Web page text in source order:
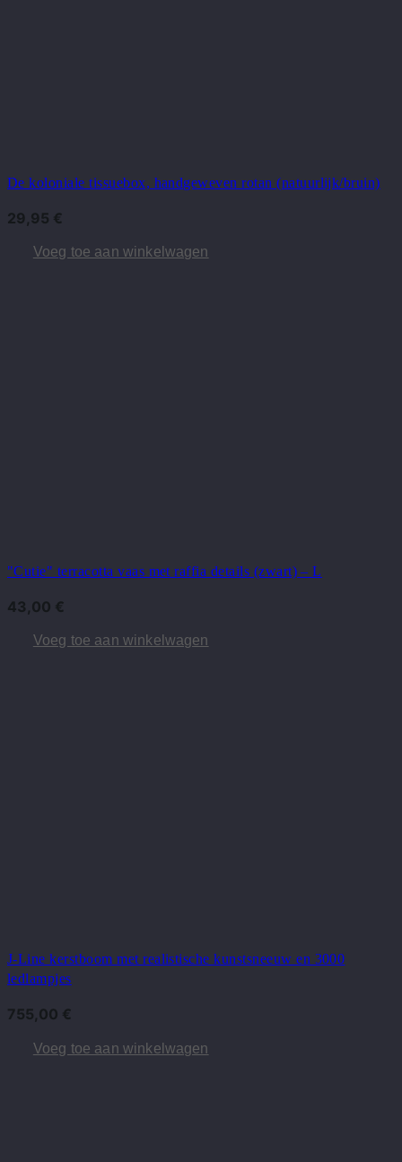
De koloniale tissuebox, handgeweven rotan (natuurlijk/bruin)
29,95 €
Voeg toe aan winkelwagen
"Cutie" terracotta vaas met raffia details (zwart) – L
43,00 €
Voeg toe aan winkelwagen
J-Line kerstboom met realistische kunstsneeuw en 3000
ledlampjes
755,00 €
Voeg toe aan winkelwagen